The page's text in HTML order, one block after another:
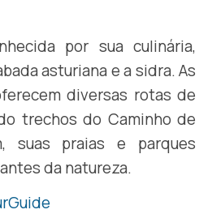
por sua culinária,
asturiana e a sidra. As
diversas rotas de
trechos do Caminho de
suas praias e parques
da natureza.​